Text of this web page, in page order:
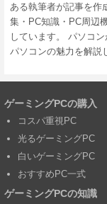
ある執筆者が記事を作
集・PC知識・PC周辺
しています。 パソコ
パソコンの魅力を解説
ゲーミングPCの購入
コスパ重視PC
光るゲーミングPC
白いゲーミングPC
おすすめPC一式
ゲーミングPCの知識